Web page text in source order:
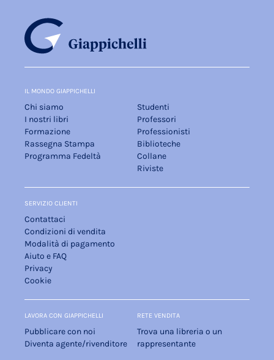
IL MONDO GIAPPICHELLI
Chi siamo
I nostri libri
Formazione
Rassegna Stampa
Programma Fedeltà
Studenti
Professori
Professionisti
Biblioteche
Collane
Riviste
SERVIZIO CLIENTI
Contattaci
Condizioni di vendita
Modalità di pagamento
Aiuto e FAQ
Privacy
Cookie
LAVORA CON GIAPPICHELLI
Pubblicare con noi
Diventa agente/rivenditore
RETE VENDITA
Trova una libreria o un
rappresentante